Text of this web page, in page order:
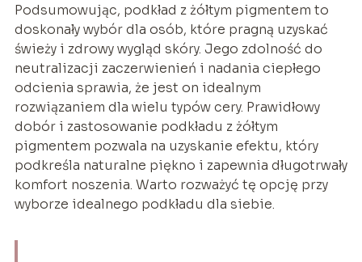
Podsumowując, podkład z żółtym pigmentem to
doskonały wybór dla osób, które pragną uzyskać
świeży i zdrowy wygląd skóry. Jego zdolność do
neutralizacji zaczerwienień i nadania ciepłego
odcienia sprawia, że jest on idealnym
rozwiązaniem dla wielu typów cery. Prawidłowy
dobór i zastosowanie podkładu z żółtym
pigmentem pozwala na uzyskanie efektu, który
podkreśla naturalne piękno i zapewnia długotrwały
komfort noszenia. Warto rozważyć tę opcję przy
wyborze idealnego podkładu dla siebie.